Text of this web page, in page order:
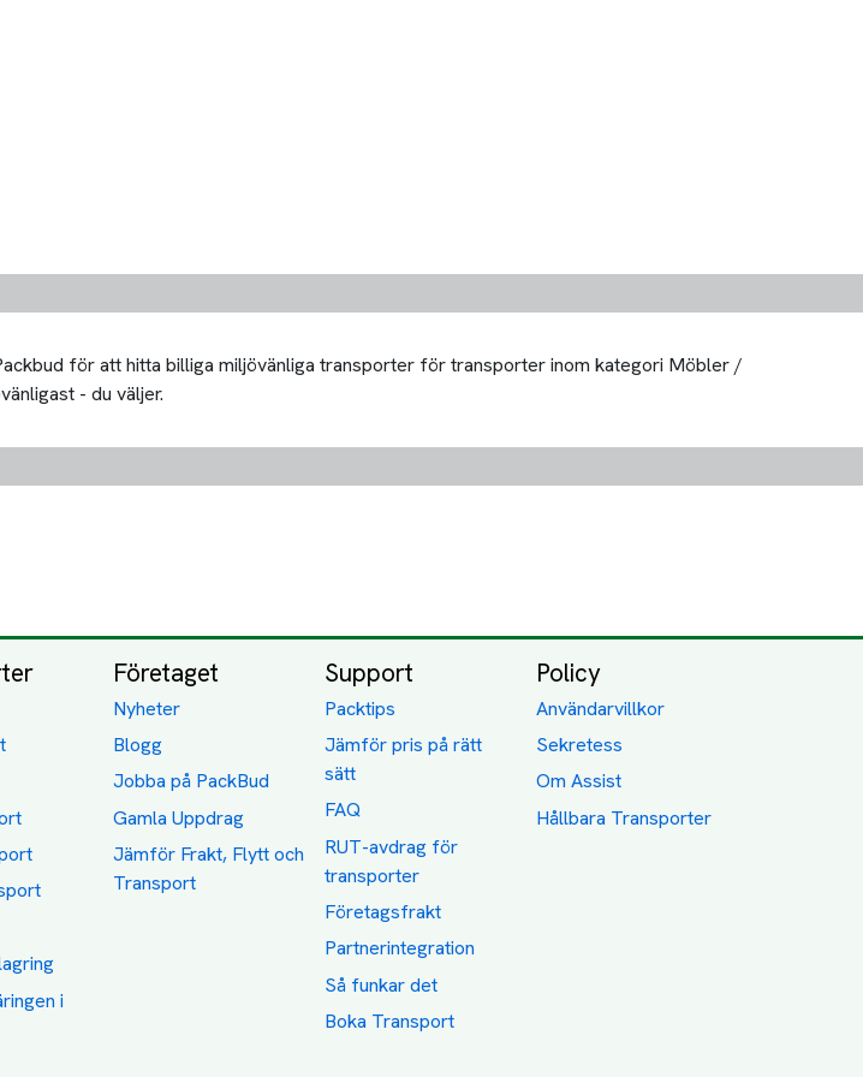
för att hitta billiga miljövänliga transporter för transporter inom kategori Möbler /
- du väljer.
i
Företaget
Nyheter
Blogg
Jobba på PackBud
Gamla Uppdrag
Jämför Frakt, Flytt och
Transport
Support
Packtips
Jämför pris på rätt
sätt
FAQ
RUT-avdrag för
transporter
Företagsfrakt
Partnerintegration
Så funkar det
Boka Transport
Policy
Användarvillkor
Sekretess
Om Assist
Hållbara Transporter